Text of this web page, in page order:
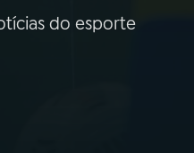
do esporte